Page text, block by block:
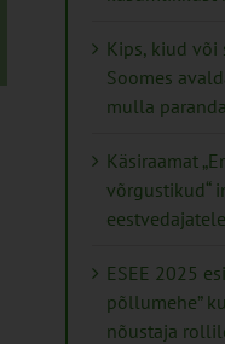
Kips, kiud
Soomes
mulla
Käsiraamat
võrgustikud“
eestvedajatele
ESEE 2025
põllumehe”
nõustaja